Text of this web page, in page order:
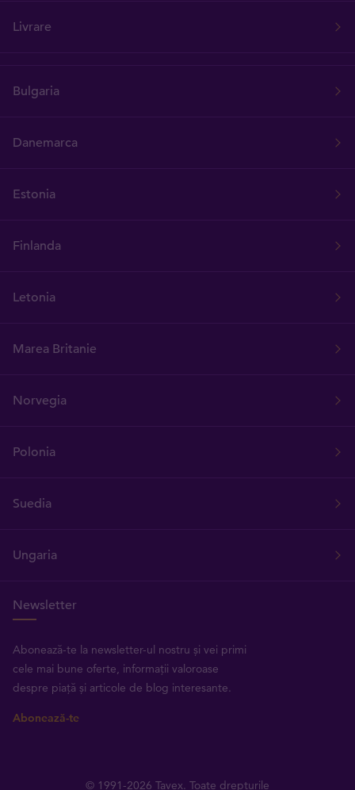
Livrare
Bulgaria
Danemarca
Estonia
Finlanda
Letonia
Marea Britanie
Norvegia
Polonia
Suedia
Ungaria
Newsletter
Abonează-te la newsletter-ul nostru și vei primi
cele mai bune oferte, informații valoroase
despre piață și articole de blog interesante.
Abonează-te
© 1991-2026 Tavex. Toate drepturile